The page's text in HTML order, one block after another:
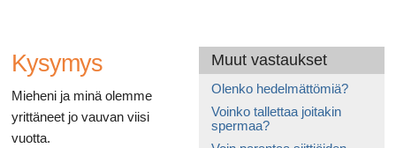
Muut vastaukset
Olenko hedelmättömiä?
Voinko tallettaa joitakin
spermaa?
Kysymys
Mieheni ja minä olemme
yrittäneet jo vauvan viisi
vuotta.